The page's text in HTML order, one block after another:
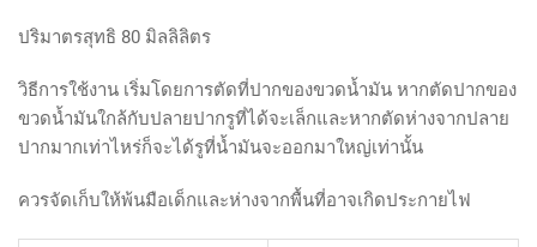
ปริมาตรสุทธิ 80 มิลลิลิตร
วิธีการใช้งาน เริ่มโดยการตัดที่ปากของขวดน้ำมัน หากตัดปากของ
ขวดน้ำมันใกล้กับปลายปากรูที่ได้จะเล็กและหากตัดห่างจากปลาย
ปากมากเท่าไหร่ก็จะได้รูที่น้ำมันจะออกมาใหญ่เท่านั้น
ควรจัดเก็บให้พ้นมือเด็กและห่างจากพื้นที่อาจเกิดประกายไฟ